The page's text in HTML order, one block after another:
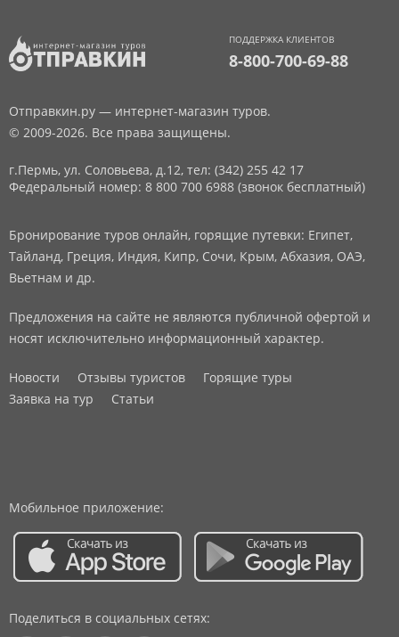
ПОДДЕРЖКА КЛИЕНТОВ
8-800-700-69-88
Отправкин.ру — интернет-магазин туров.
© 2009-2026. Все права защищены.
г.Пермь, ул. Соловьева, д.12, тел: (342) 255 42 17
Федеральный номер: 8 800 700 6988 (звонок бесплатный)
Бронирование туров онлайн, горящие путевки: Египет,
Тайланд, Греция, Индия, Кипр, Сочи, Крым, Абхазия, ОАЭ,
Вьетнам и др.
Предложения на сайте не являются публичной офертой и
носят исключительно информационный характер.
Новости Отзывы туристов
Горящие туры
Заявка на тур
Статьи
Мобильное приложение:
Поделиться в социальных сетях: